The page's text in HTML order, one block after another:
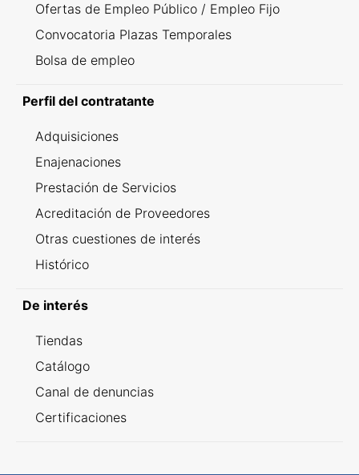
Ofertas de Empleo Público / Empleo Fijo
Convocatoria Plazas Temporales
Bolsa de empleo
Perfil del contratante
Adquisiciones
Enajenaciones
Prestación de Servicios
Acreditación de Proveedores
Otras cuestiones de interés
Histórico
De interés
Tiendas
Catálogo
Canal de denuncias
Certificaciones